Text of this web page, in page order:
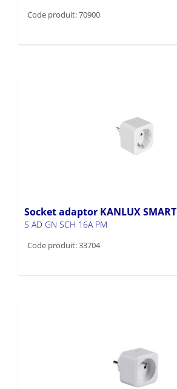
Code produit: 70900
Socket adaptor KANLUX SMART
S AD GN SCH 16A PM
Code produit: 33704